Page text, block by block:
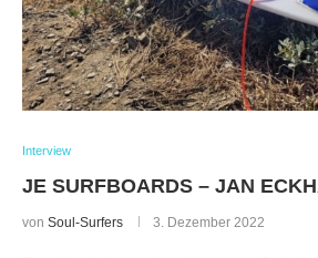
Interview
JE SURFBOARDS – JAN
von Soul-Surfers 3. Dezember 2022